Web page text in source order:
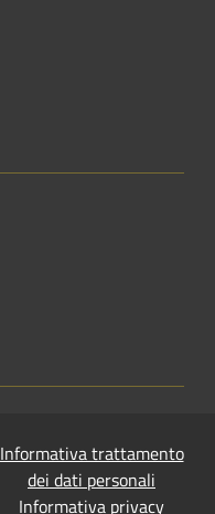
Informativa trattamento
dei dati personali
Informativa privacy